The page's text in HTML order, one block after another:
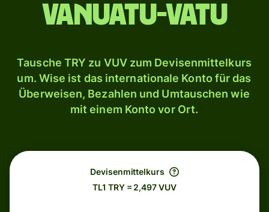
Vanuatu-Vatu
Tausche TRY zu VUV zum Devisenmittelkurs
um. Wise ist das internationale Konto für das
Überweisen, Bezahlen und Umtauschen wie
mit einem Konto vor Ort.
Devisenmittelkurs
TL1 TRY = 2,497 VUV